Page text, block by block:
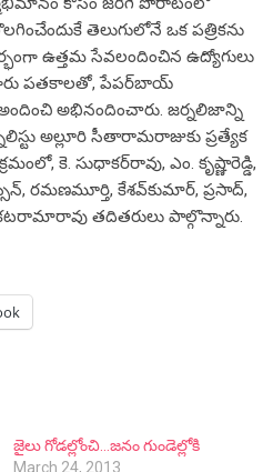
తెలుగులోనే ఒక పత్రికను
ఉత్తమ సేవలందించిన ఉద్యోగులు
పతకాలతో, పేపర్‌బాయ్‌
అభినందించారు. జర్నలిజాన్ని
అల్లూరి సీతారామరాజుకు ప్రత్యేక
కె. సుధాకర్‌రావు, ఎం. కృష్ణారెడ్డి,
రమణమూర్తి, కేశవ్‌కుమార్‌, ప్రసాద్‌,
తదితరులు పాల్గొన్నారు.
జైలు గోడల్లోంచి…జనం గుండెల్లోకి
March 24, 2013